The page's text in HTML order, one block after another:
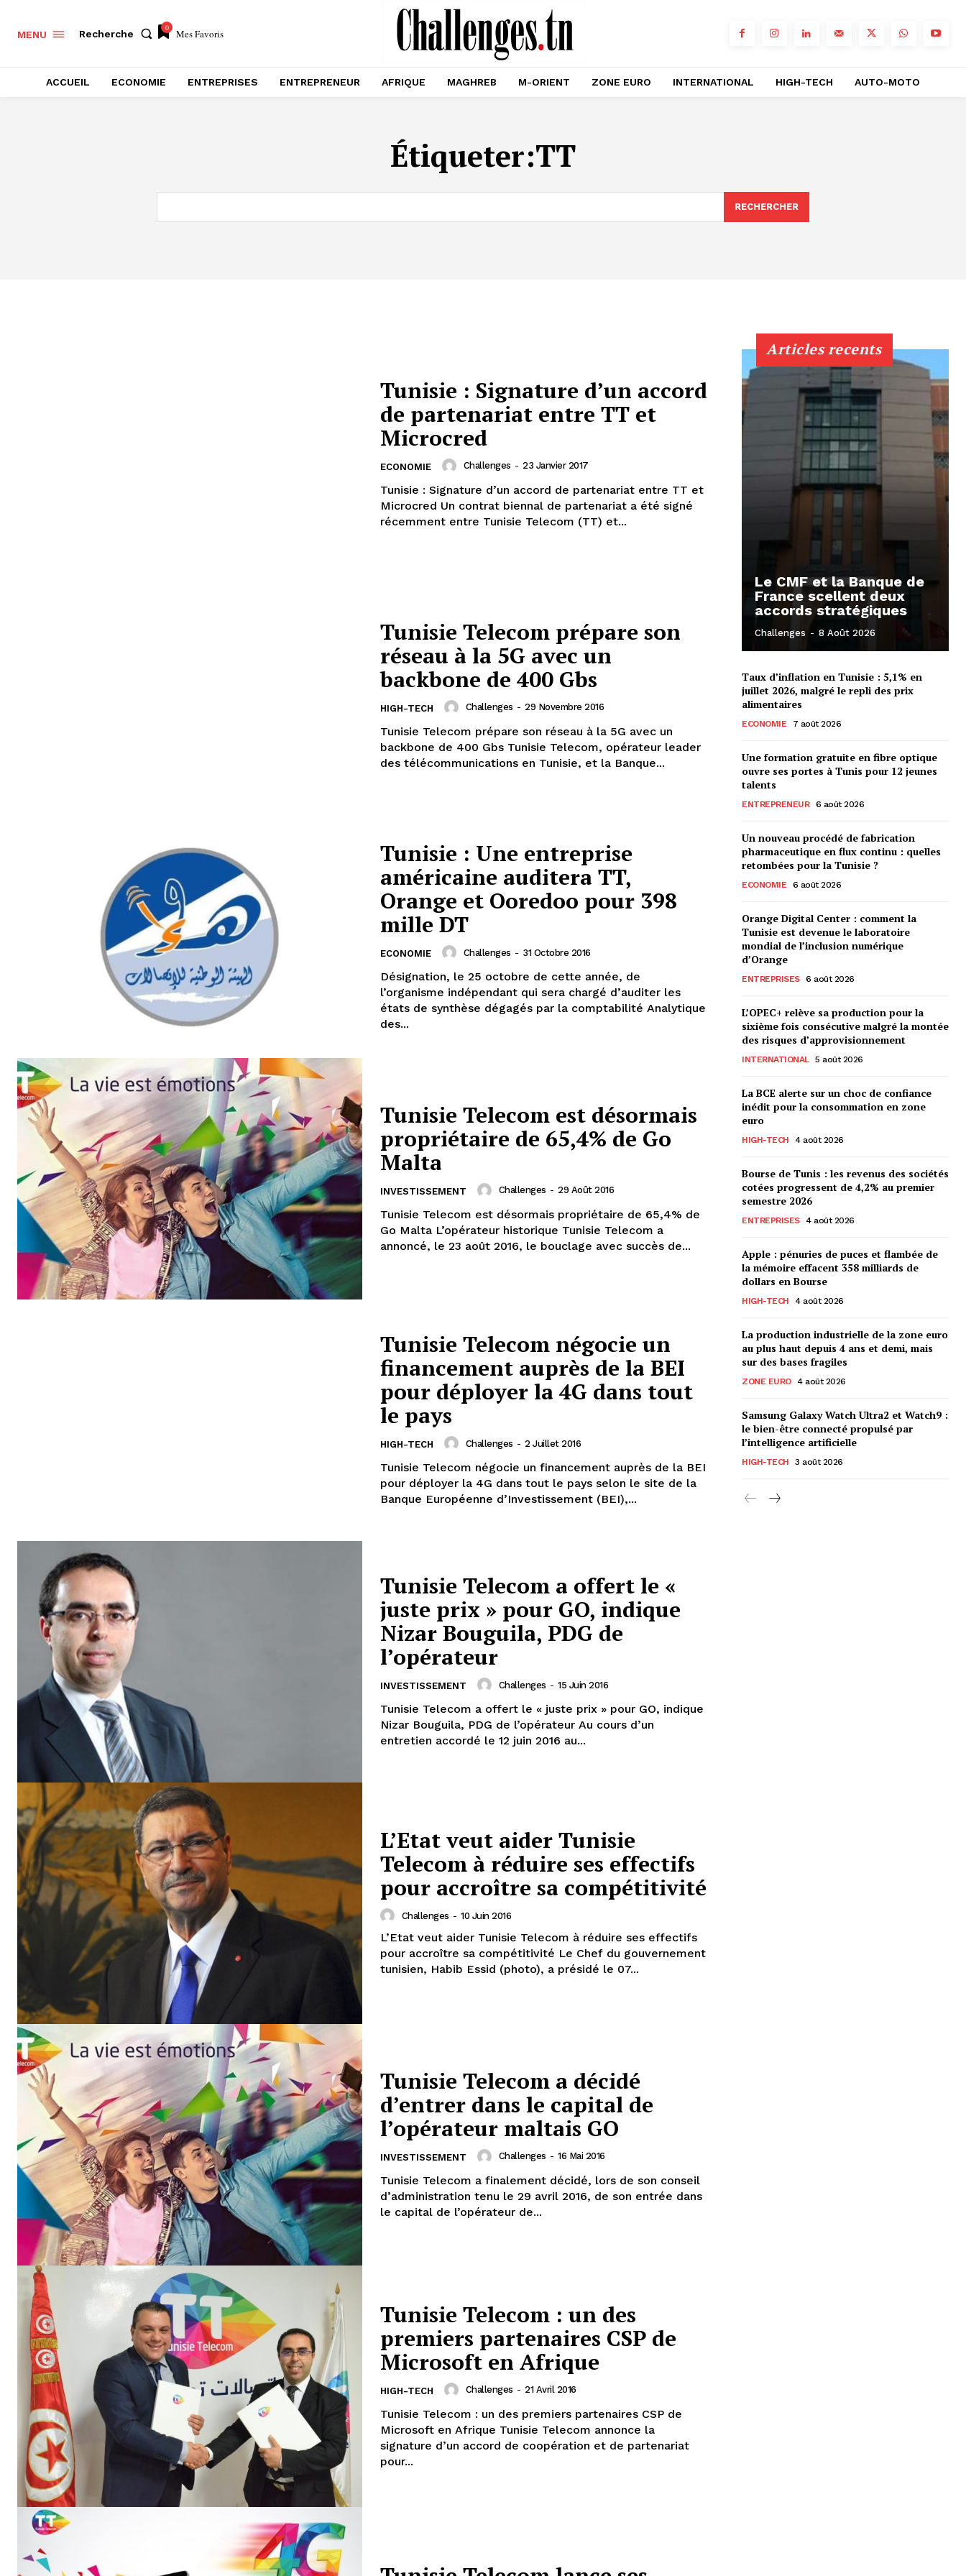
MENU Recherche
0 Mes Favoris
ACCUEIL ECONOMIE ENTREPRISES ENTREPRENEUR AFRIQUE MAGHREB M-ORIENT ZONE EURO INTERNATIONAL HIGH-TECH AUTO-MOTO
Étiqueter:TT
RECHERCHER
Tunisie : Signature d’un accord
de partenariat entre TT et
Microcred
ECONOMIE Challenges - 23 Janvier 2017
Tunisie : Signature d’un accord de partenariat entre TT et
Microcred Un contrat biennal de partenariat a été signé
récemment entre Tunisie Telecom (TT) et...
Tunisie Telecom prépare son
réseau à la 5G avec un
backbone de 400 Gbs
HIGH-TECH Challenges - 29 Novembre 2016
Tunisie Telecom prépare son réseau à la 5G avec un
backbone de 400 Gbs Tunisie Telecom, opérateur leader
des télécommunications en Tunisie, et la Banque...
Tunisie : Une entreprise
américaine auditera TT,
Orange et Ooredoo pour 398
mille DT
ECONOMIE Challenges - 31 Octobre 2016
Désignation, le 25 octobre de cette année, de
l’organisme indépendant qui sera chargé d’auditer les
états de synthèse dégagés par la comptabilité Analytique
des...
Tunisie Telecom est désormais
propriétaire de 65,4% de Go
Malta
INVESTISSEMENT Challenges - 29 Août 2016
Tunisie Telecom est désormais propriétaire de 65,4% de
Go Malta L’opérateur historique Tunisie Telecom a
annoncé, le 23 août 2016, le bouclage avec succès de...
Tunisie Telecom négocie un
financement auprès de la BEI
pour déployer la 4G dans tout
le pays
HIGH-TECH Challenges - 2 Juillet 2016
Tunisie Telecom négocie un financement auprès de la BEI
pour déployer la 4G dans tout le pays selon le site de la
Banque Européenne d’Investissement (BEI),...
Tunisie Telecom a offert le «
juste prix » pour GO, indique
Nizar Bouguila, PDG de
l’opérateur
INVESTISSEMENT Challenges - 15 Juin 2016
Tunisie Telecom a offert le « juste prix » pour GO, indique
Nizar Bouguila, PDG de l’opérateur Au cours d’un
entretien accordé le 12 juin 2016 au...
L’Etat veut aider Tunisie
Telecom à réduire ses effectifs
pour accroître sa compétitivité
Challenges - 10 Juin 2016
L’Etat veut aider Tunisie Telecom à réduire ses effectifs
pour accroître sa compétitivité Le Chef du gouvernement
tunisien, Habib Essid (photo), a présidé le 07...
Tunisie Telecom a décidé
d’entrer dans le capital de
l’opérateur maltais GO
INVESTISSEMENT Challenges - 16 Mai 2016
Tunisie Telecom a finalement décidé, lors de son conseil
d’administration tenu le 29 avril 2016, de son entrée dans
le capital de l’opérateur de...
Tunisie Telecom : un des
premiers partenaires CSP de
Microsoft en Afrique
HIGH-TECH Challenges - 21 Avril 2016
Tunisie Telecom : un des premiers partenaires CSP de
Microsoft en Afrique Tunisie Telecom annonce la
signature d’un accord de coopération et de partenariat
pour...
Articles recents
Le CMF et la Banque de
France scellent deux
accords stratégiques
Challenges - 8 Août 2026
Taux d’inflation en Tunisie : 5,1% en
juillet 2026, malgré le repli des prix
alimentaires
ECONOMIE 7 août 2026
Une formation gratuite en fibre optique
ouvre ses portes à Tunis pour 12 jeunes
talents
ENTREPRENEUR 6 août 2026
Un nouveau procédé de fabrication
pharmaceutique en flux continu : quelles
retombées pour la Tunisie ?
ECONOMIE 6 août 2026
Orange Digital Center : comment la
Tunisie est devenue le laboratoire
mondial de l’inclusion numérique
d’Orange
ENTREPRISES 6 août 2026
L’OPEC+ relève sa production pour la
sixième fois consécutive malgré la montée
des risques d’approvisionnement
INTERNATIONAL 5 août 2026
La BCE alerte sur un choc de confiance
inédit pour la consommation en zone
euro
HIGH-TECH 4 août 2026
Bourse de Tunis : les revenus des sociétés
cotées progressent de 4,2% au premier
semestre 2026
ENTREPRISES 4 août 2026
Apple : pénuries de puces et flambée de
la mémoire effacent 358 milliards de
dollars en Bourse
HIGH-TECH 4 août 2026
La production industrielle de la zone euro
au plus haut depuis 4 ans et demi, mais
sur des bases fragiles
ZONE EURO 4 août 2026
Samsung Galaxy Watch Ultra2 et Watch9 :
le bien-être connecté propulsé par
l’intelligence artificielle
HIGH-TECH 3 août 2026